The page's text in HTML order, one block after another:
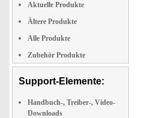
Aktuelle Produkte
Ältere Produkte
Alle Produkte
Zubehör Produkte
Support-Elemente:
Handbuch-, Treiber-, Video-
Downloads